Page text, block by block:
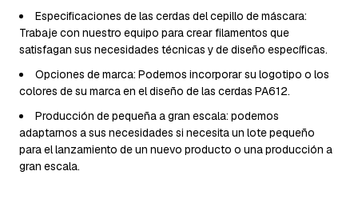
Especificaciones de las cerdas del cepillo de máscara:
Trabaje con nuestro equipo para crear filamentos que
satisfagan sus necesidades técnicas y de diseño específicas.
Opciones de marca: Podemos incorporar su logotipo o los
colores de su marca en el diseño de las cerdas PA612.
Producción de pequeña a gran escala: podemos
adaptarnos a sus necesidades si necesita un lote pequeño
para el lanzamiento de un nuevo producto o una producción a
gran escala.